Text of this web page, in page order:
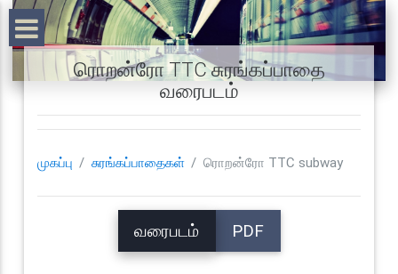
ரொறன்ரோ TTC சுரங்கப்பாதை
வரைபடம்
முகப்பு சுரங்கப்பாதைகள் ரொறன்ரோ TTC subway
வரைபடம் PDF